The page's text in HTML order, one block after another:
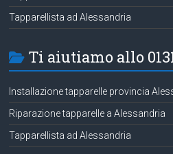
Tapparellista ad Alessandria
Ti aiutiamo allo
Installazione tapparelle provincia
Riparazione tapparelle a Alessandria
Tapparellista ad Alessandria